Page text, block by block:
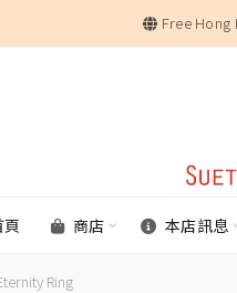
Free
頁 商店 本店訊息
Ring